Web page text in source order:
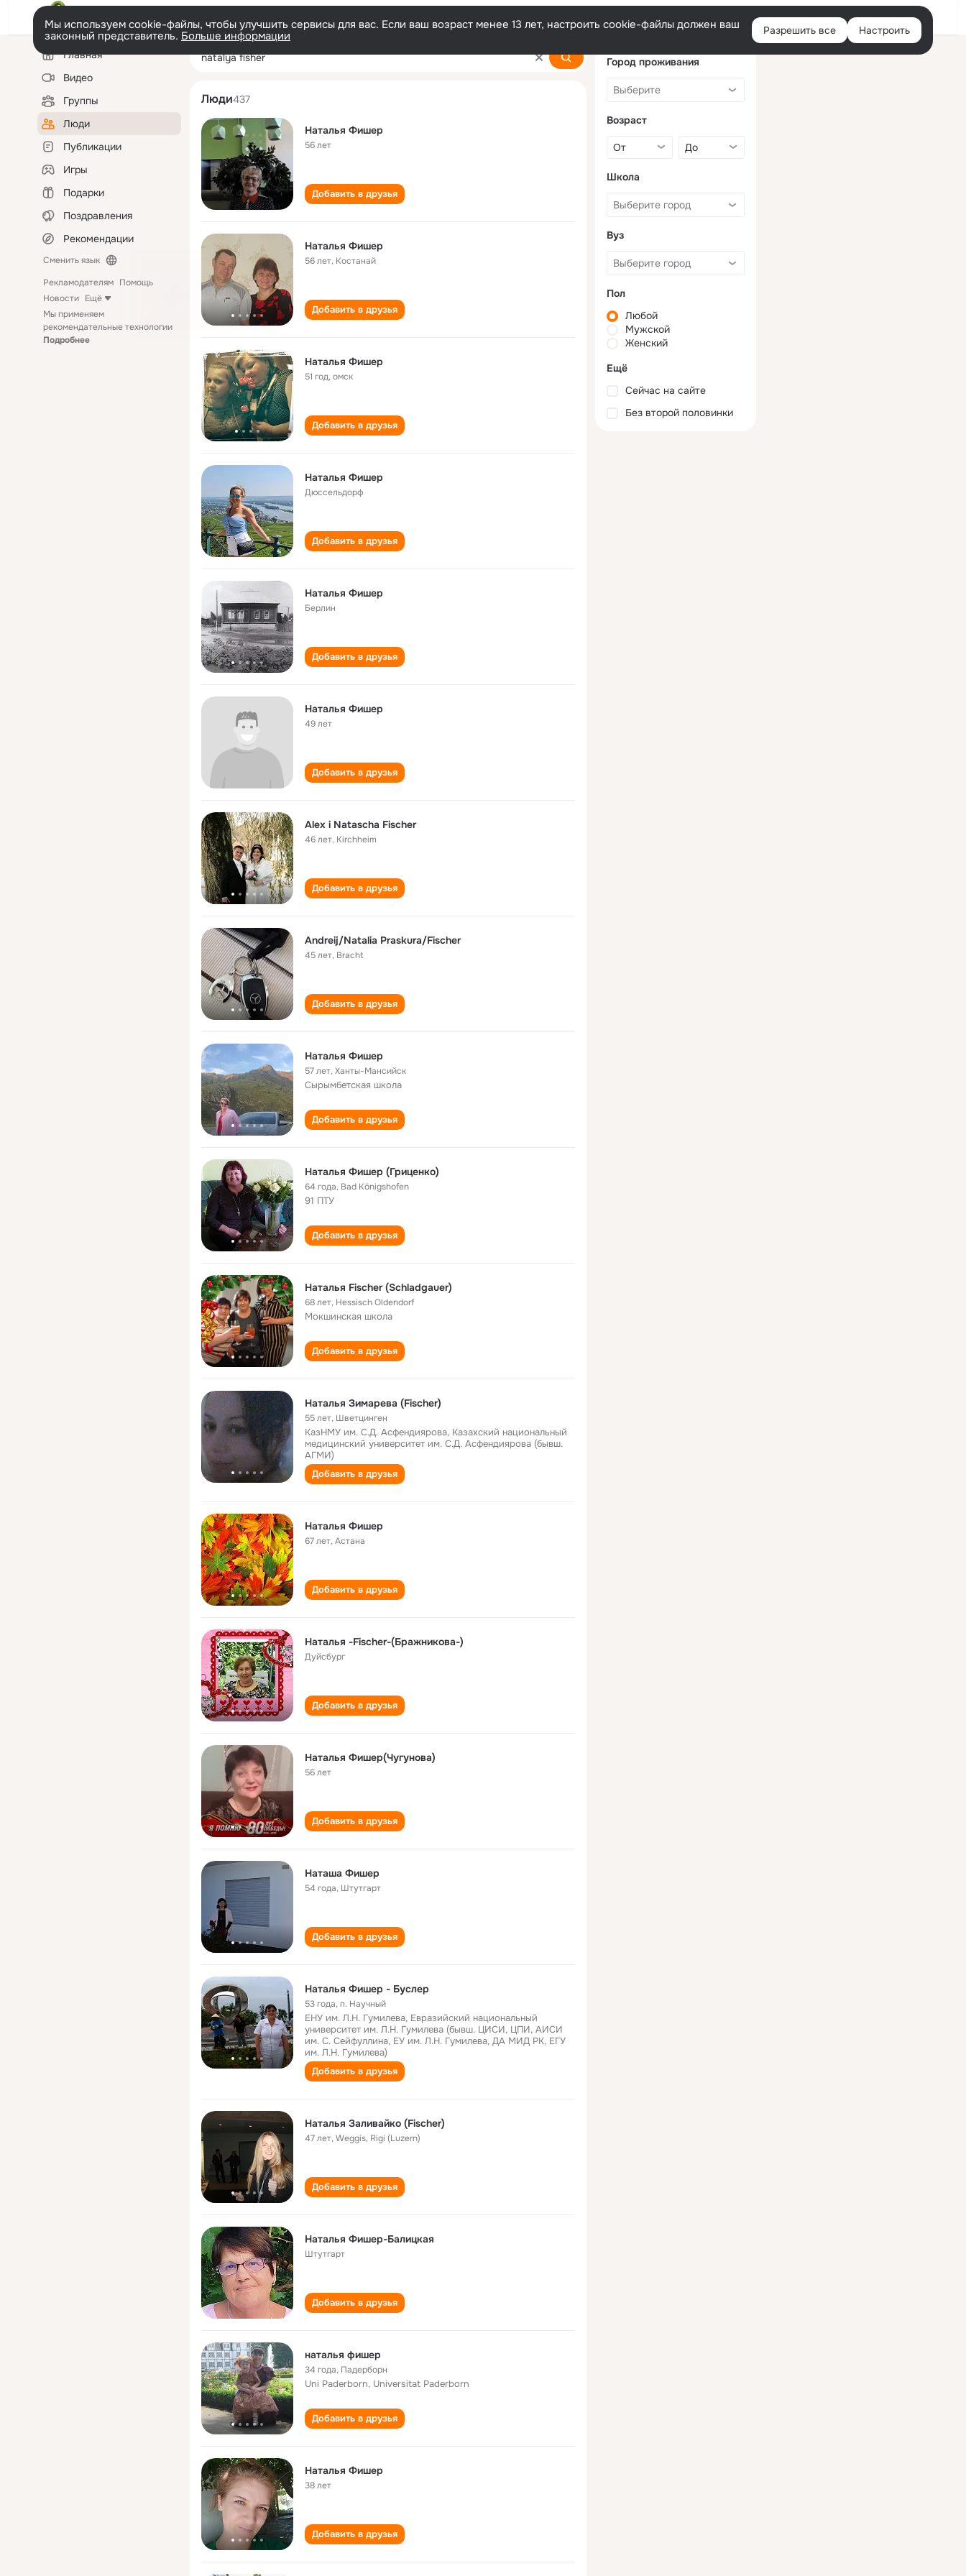
Войти
Мы используем cookie-файлы, чтобы улучшить сервисы для вас. Если ваш возраст менее 13 лет, настроить cookie-файлы должен ваш
законный представитель. Больше информации Разрешить все Настроить
Левая
колонкаГлавная
Видео
Группы
Люди
Публикации
Игры
Подарки
Поздравления
Рекомендации
Сменить язык
Рекламодателям Помощь
Новости Ещё
Мы применяем
рекомендательные технологии
Подробнее
natalya fisher
Люди437
Наталья Фишер
56 лет
Добавить в друзья
Наталья Фишер
56 лет, Костанай
Добавить в друзья
Наталья Фишер
51 год,омск
Добавить в друзья
Наталья Фишер
Дюссельдорф
Добавить в друзья
Наталья Фишер
Берлин
Добавить в друзья
Наталья Фишер
49 лет
Добавить в друзья
Alex i Natascha Fischer
46 лет, Kirchheim
Добавить в друзья
Andreij/Natalia Praskura/Fischer
45 лет, Bracht
Добавить в друзья
Наталья Фишер
57 лет,Ханты-Мансийск
Сырымбетская школа
Добавить в друзья
Наталья Фишер (Гриценко)
64 года, Bad Königshofen
91 ПТУ
Добавить в друзья
Наталья Fischer (Schladgauer)
68 лет, Hessisch Oldendorf
Мокшинская школа
Добавить в друзья
Наталья Зимарева (Fischer)
55 лет, Шветцинген
КазНМУ им. С.Д. Асфендиярова, Казахский национальный
медицинский университет им. С.Д. Асфендиярова (бывш.
АГМИ)
Добавить в друзья
Наталья Фишер
67 лет,Астана
Добавить в друзья
Наталья -Fischer-(Бражникова-)
Дуйсбург
Добавить в друзья
Наталья Фишер(Чугунова)
56 лет
Добавить в друзья
Наташа Фишер
54 года, Штутгарт
Добавить в друзья
Наталья Фишер - Буслер
53 года,п. Научный
ЕНУ им. Л.Н. Гумилева, Евразийский национальный
университет им. Л.Н. Гумилева (бывш. ЦИСИ, ЦПИ, АИСИ
им. С. Сейфуллина, ЕУ им. Л.Н. Гумилева, ДА МИД РК, ЕГУ
им. Л.Н. Гумилева)
Добавить в друзья
Наталья Заливайко (Fischer)
47 лет,Weggis, Rigi (Luzern)
Добавить в друзья
Наталья Фишер-Балицкая
Штутгарт
Добавить в друзья
наталья фишер
34 года, Падерборн
Uni Paderborn, Universitat Paderborn
Добавить в друзья
Наталья Фишер
38 лет
Добавить в друзья
Город проживания
Возраст
Школа
Вуз
Пол
Любой
Мужской
Женский
Ещё
Сейчас на сайте
Без второй половинки